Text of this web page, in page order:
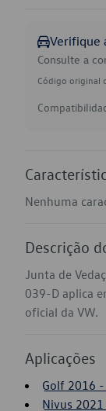
Verifique
Consulte a
Código original
Nenhuma
Descrição
Junta de
039-D aplica
oficial da VW.
Aplicações
Golf 2016
Nivus